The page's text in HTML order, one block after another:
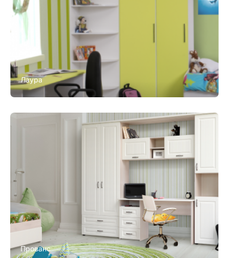
Лаура
Прованс